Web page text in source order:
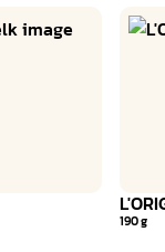
190 g